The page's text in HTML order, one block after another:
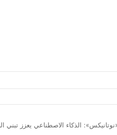
على نجران وتصفها بانتهاك لسيادة
الذكاء الاصطناعي يعزز تبني